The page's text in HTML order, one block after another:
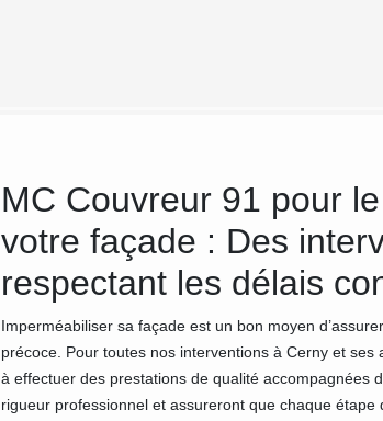
MC Couvreur 91 pour
votre façade : Des
respectant les délais
Imperméabiliser sa façade est un bon moyen
précoce. Pour toutes nos interventions à Cerny et
à effectuer des prestations de qualité accompagnées
rigueur professionnel et assureront que chaque étape